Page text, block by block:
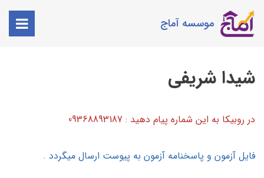
موسسه آماج
شیدا شریفی
در روبیکا به این شماره پیام دهید : 09368893187
فایل آزمون و پاسخنامه آزمون به پیوست ارسال میگردد .